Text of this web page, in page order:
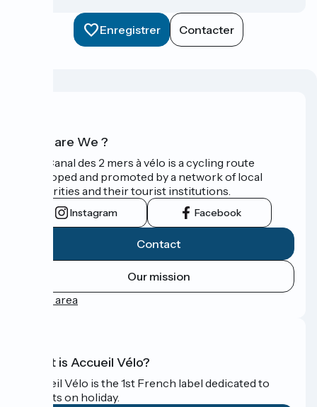
Enregistrer Contacter
Who are We ?
The Canal des 2 mers à vélo is a cycling route
developed and promoted by a network of local
authorities and their tourist institutions.
Instagram Facebook
Contact
Our mission
Press area
What is Accueil Vélo?
Accueil Vélo is the 1st French label dedicated to
cyclists on holiday.